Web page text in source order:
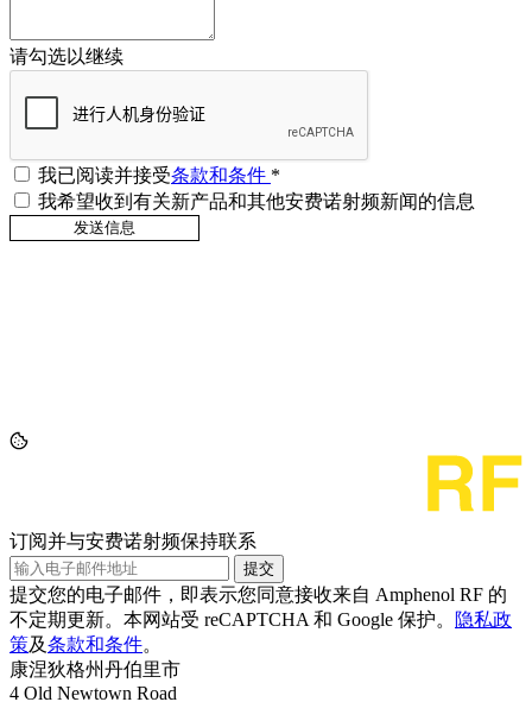
请勾选以继续
我已阅读并接受条款和条件 *
我希望收到有关新产品和其他安费诺射频新闻的信息
订阅并与安费诺射频保持联系
提交
提交您的电子邮件，即表示您同意接收来自 Amphenol RF 的
不定期更新。本网站受 reCAPTCHA 和 Google 保护。
隐私政
策及条款和条件。
康涅狄格州丹伯里市
4 Old Newtown Road